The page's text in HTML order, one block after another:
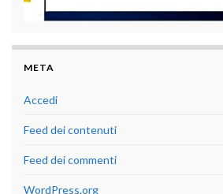
META
Accedi
Feed dei contenuti
Feed dei commenti
WordPress.org